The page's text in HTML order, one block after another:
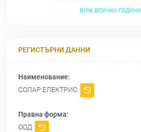
виж всички години
РЕГИСТЪРНИ ДАННИ
Наименование:
СОЛАР ЕЛЕКТРИС
Правна форма:
ООД